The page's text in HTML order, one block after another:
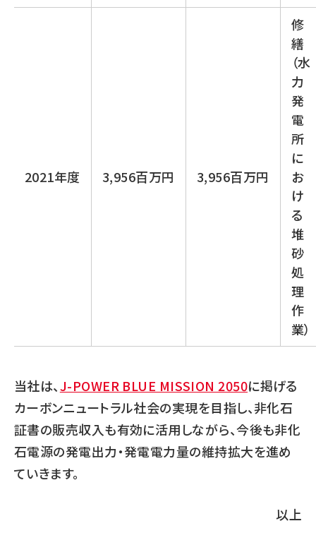
2021年度 3,956百万円 3,956百万円
修
繕
（水
力
発
電
所
に
お
け
る
堆
砂
処
理
作
業）
当社は、J-POWER BLUE MISSION 2050に掲げる
カーボンニュートラル社会の実現を目指し、非化石
証書の販売収入も有効に活用しながら、今後も非化
石電源の発電出力・発電電力量の維持拡大を進め
ていきます。
以上